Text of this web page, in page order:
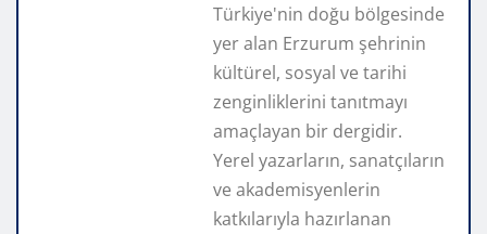
Türkiye'nin doğu bölgesinde
yer alan Erzurum şehrinin
kültürel, sosyal ve tarihi
zenginliklerini tanıtmayı
amaçlayan bir dergidir.
Yerel yazarların, sanatçıların
ve akademisyenlerin
katkılarıyla hazırlanan